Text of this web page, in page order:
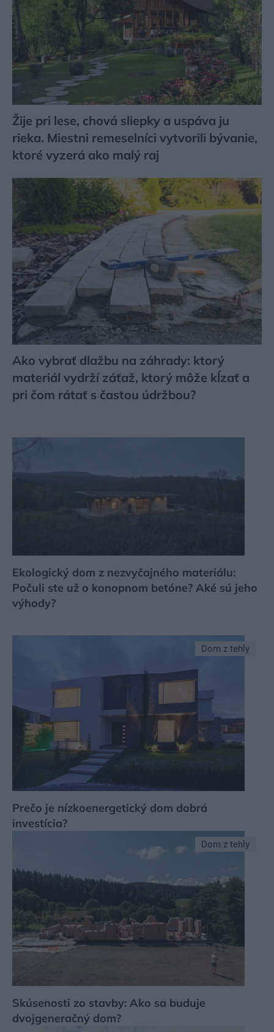
Žije pri lese, chová sliepky a uspáva ju
rieka. Miestni remeselníci vytvorili bývanie,
ktoré vyzerá ako malý raj
Ako vybrať dlažbu na záhrady: ktorý
materiál vydrží záťaž, ktorý môže kĺzať a
pri čom rátať s častou údržbou?
Ekologický dom z nezvyčajného materiálu:
Počuli ste už o konopnom betóne? Aké sú jeho
výhody?
Dom z tehly
Prečo je nízkoenergetický dom dobrá
investícia?
Dom z tehly
Skúsenosti zo stavby: Ako sa buduje
dvojgeneračný dom?